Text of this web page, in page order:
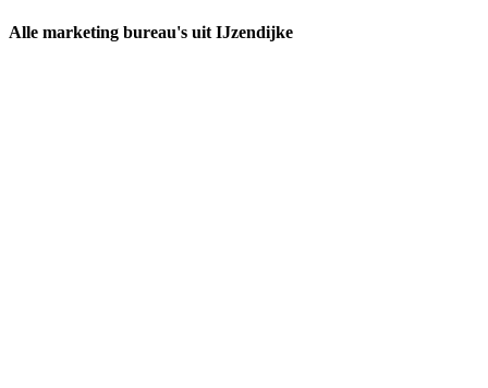
Alle marketing bureau's uit IJzendijke